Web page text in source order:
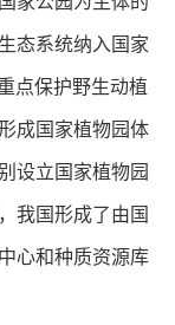
态系统纳入国家
点保护野生动植
成国家植物园体
设立国家植物园
我国形成了由国
心和种质资源库